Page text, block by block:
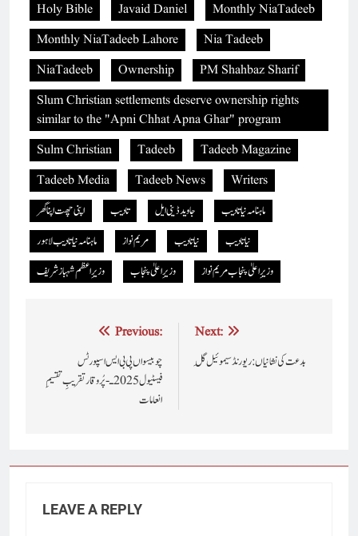
Holy Bible
Javaid Daniel
Monthly NiaTadeeb
Monthly NiaTadeeb Lahore
Nia Tadeeb
NiaTadeeb
Ownership
PM Shahbaz Sharif
Slum Christian settlements deserve ownership rights
similar to the "Apni Chhat Apna Ghar" program
Sulm Christian
Tadeeb
Tadeeb Magazine
Tadeeb Media
Tadeeb News
Writers
اپنی چھت اپنا گھر
تادیب جاوید ڈینی ایل
ماہنامہ نیاتادیب
ماہنامہ نیاتادیب لاہور
مریم نواز نیا تادیب
نیاتادیب
وزیرِ اعظم شہباز شریف
وزیرِ اعلیٰ پنجاب وزیرِ اعلیٰ پنجاب مریم نواز
navigation
Previous:
چوبیسواں پی بی ایس اسپورٹس
فیسٹیول 2025ـ- پُروقار تقریبِ تقسیمِ
انعامات
Next:
بدعت کی نشانیاں : ریورنڈ سیموئیل گِل
LEAVE A REPLY